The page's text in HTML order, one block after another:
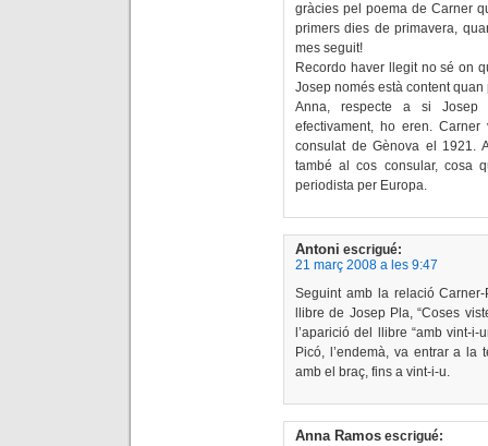
gràcies pel poema de Carner
primers dies de primavera,
mes seguit!
Recordo haver llegit no sé on
Josep només està content quan
Anna, respecte a si Josep
efectivament, ho eren.
consulat de Gènova el 1921.
també al cos consular, cosa
periodista per Europa.
Antoni escrigué:
21 març 2008 a les 9:47
Seguint amb la relació
llibre de Josep Pla, “Coses
l’aparició del llibre “amb vint-
Picó, l’endemà, va entrar a la
amb el braç, fins a vint-i-u.
Anna Ramos escrigué: